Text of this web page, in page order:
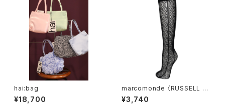
hai:bag
¥18,700
marcomonde 〈RUSSELL S
OCKS〉
¥3,740